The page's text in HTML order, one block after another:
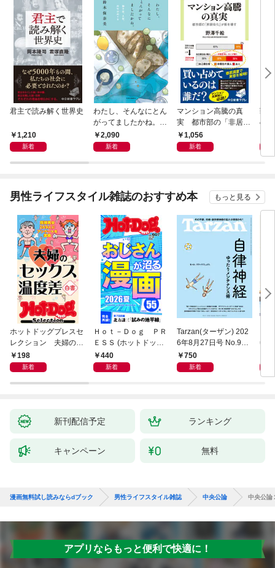
君主で読み解く世界史
1,210
新着
わたし、そんなにとん
がってましたかね。
獅子座、Ａ型、丙午は
めぐる
2,090
新着
マンション高騰の真
実 都市部の「非居住
化」が街を壊す
1,056
新着
戦
の
男性ライフスタイル雑誌のおすすめ本 もっと見る
ホットドッグプレスセ
レクション 夫婦のセ
ックス温度差白書
「大人のセックス白
６０６
198
新着
Ｈｏｔ－Ｄｏｇ ＰＲ
ＥＳＳ (ホットドッグ
プレス) ｎｏ．６０
７ おじさんが沼る漫
440
新着
Tarzan(ターザン) 202
6年8月27日号 No.931
[自律神経ゆったりメン
テナンス術]
750
新着
年9
新刊配信予定 ランキング
キャンペーン 無料
漫画無料試し読みならdブック 男性ライフスタイル雑誌 中央公論 中央公論
アプリならもっと便利で快適に！